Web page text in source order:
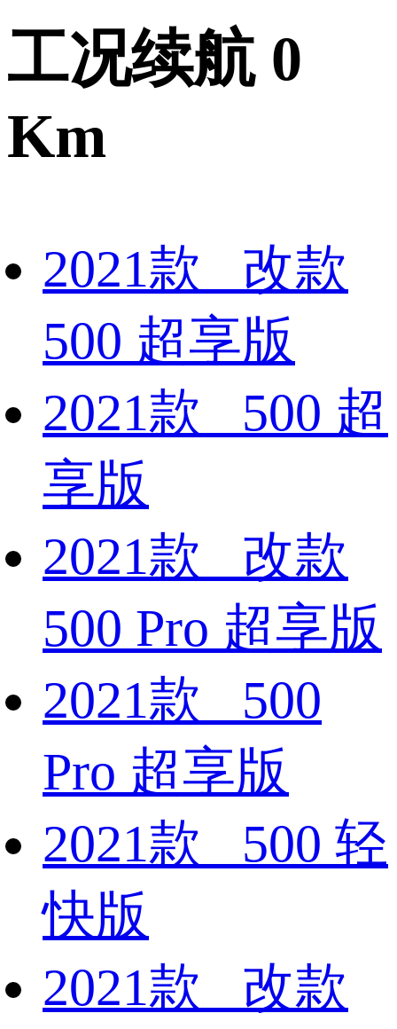
工况续航 0
Km
2021款 改款
500 超享版
2021款 500 超
享版
2021款 改款
500 Pro 超享版
2021款 500
Pro 超享版
2021款 500 轻
快版
2021款 改款